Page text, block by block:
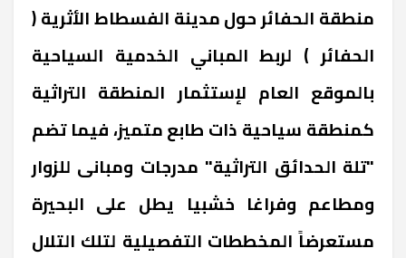
منطقة الحفائر حول مدينة الفسطاط الأثرية (
الحفائر ) لربط المباني الخدمية السياحية
بالموقع العام لإستثمار المنطقة التراثية
كمنطقة سياحية ذات طابع متميز، فيما تضم
"تلة الحدائق التراثية" مدرجات ومبانى للزوار
ومطاعم وفراغا خشبيا يطل على البحيرة
مستعرضاً المخططات التفصيلية لتلك التلال